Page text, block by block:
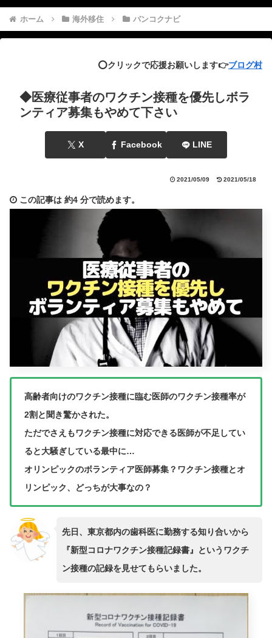
ホーム 海外移住 バンコクナビ
⭕️クリックで応援お願いします👉ブログ村
◆医療従事者のワクチン接種を優先しボラ
ンティア募集もやめて下さい
X Facebook LINE
2021/05/09 2021/05/18
この記事は 約4 分で読めます。
高齢者向けのワクチン接種に臨む医師のワクチン接種率が
2割と聞き驚かされた。
ただでさえもワクチン接種に対応できる医師が不足してい
ると大騒ぎしている最中に…
オリンピックのボランティア医師募集？ワクチン接種とオ
リンピック、どっちが大事なの？
先日、東京都内の歯科医に勤務する知り合いから
『新型コロナワクチン接種記録書』というワクチ
ン接種の記録を見せてもらいました。